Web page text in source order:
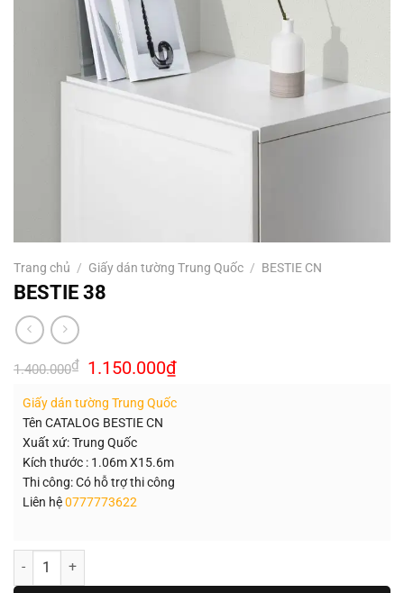
Trang chủ / Giấy dán tường Trung Quốc / BESTIE CN
BESTIE 38
1.400.000₫ Giá
gốc
1.400.000₫.
1.150.000₫Giá
hiện
là:
Giấy dán tường Trung Quốc
Tên CATALOG BESTIE CN
Xuất xứ: Trung Quốc
Kích thước : 1.06m X15.6m
Thi công: Có hỗ trợ thi công
Liên hệ0777773622
Số lượng